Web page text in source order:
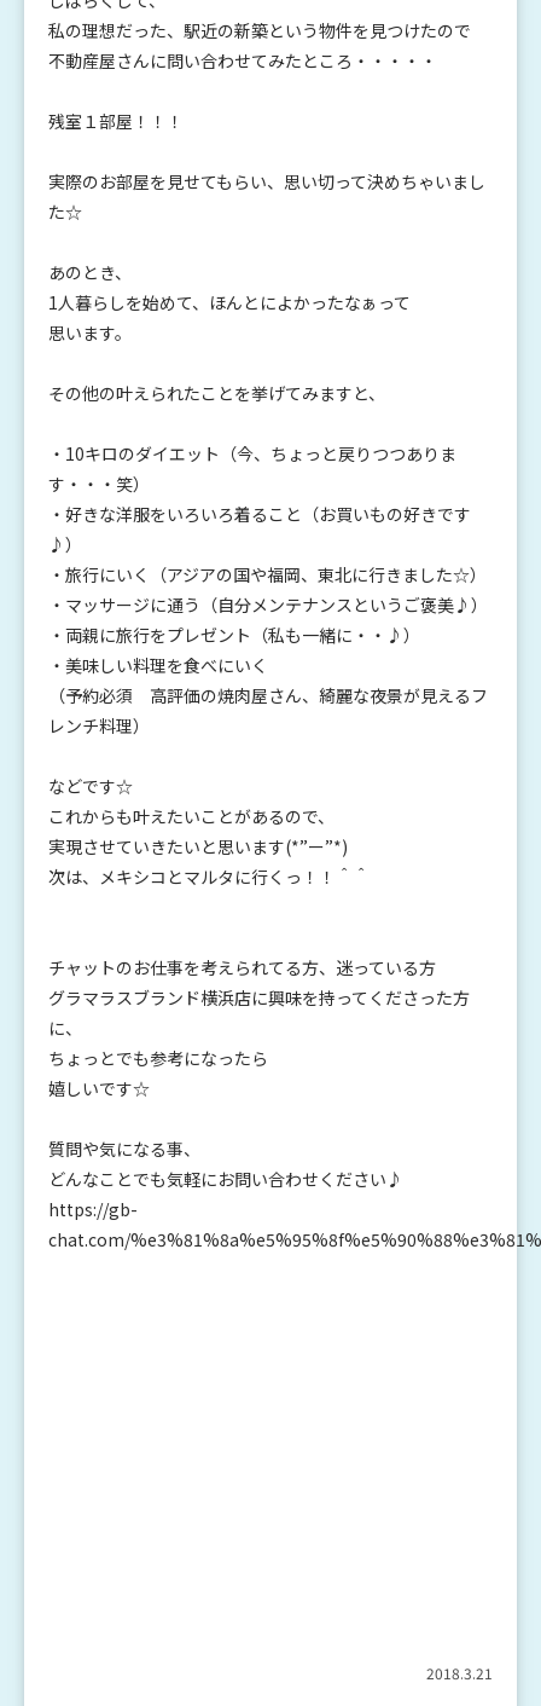
私の理想だった、駅近の新築という物件を見つけたので
不動産屋さんに問い合わせてみたところ・・・・・
残室１部屋！！！
実際のお部屋を見せてもらい、思い切って決めちゃいまし
た☆
あのとき、
1人暮らしを始めて、ほんとによかったなぁって
思います。
その他の叶えられたことを挙げてみますと、
・10キロのダイエット（今、ちょっと戻りつつありま
す・・・笑）
・好きな洋服をいろいろ着ること（お買いもの好きです
♪）
・旅行にいく（アジアの国や福岡、東北に行きました☆）
・マッサージに通う（自分メンテナンスというご褒美♪）
・両親に旅行をプレゼント（私も一緒に・・♪）
・美味しい料理を食べにいく
（予約必須 高評価の焼肉屋さん、綺麗な夜景が見えるフ
レンチ料理）
などです☆
これからも叶えたいことがあるので、
実現させていきたいと思います(*”ー”*)
次は、メキシコとマルタに行くっ！！＾＾
チャットのお仕事を考えられてる方、迷っている方
グラマラスブランド横浜店に興味を持ってくださった方
に、
ちょっとでも参考になったら
嬉しいです☆
質問や気になる事、
どんなことでも気軽にお問い合わせください♪
https://gb-
chat.com/
2018.3.21